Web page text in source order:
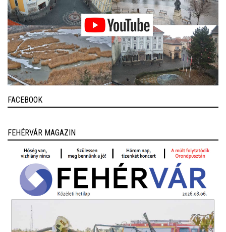
FACEBOOK
FEHÉRVÁR MAGAZIN